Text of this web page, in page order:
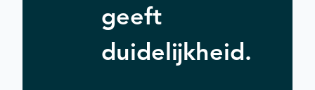
geeft
duidelijkheid.